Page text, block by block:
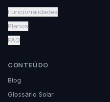
Funcionalidades
Planos
FAQ
CONTEÚDO
Blog
Glossário Solar